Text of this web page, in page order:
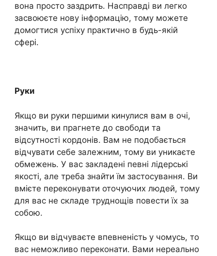
вона просто заздрить. Насправді ви легко
засвоюєте нову інформацію, тому можете
домогтися успіху практично в будь-якій
сфері.
Руки
Якщо ви руки першими кинулися вам в очі,
значить, ви прагнете до свободи та
відсутності кордонів. Вам не подобається
відчувати себе залежним, тому ви уникаєте
обмежень. У вас закладені певні лідерські
якості, але треба знайти їм застосування. Ви
вмієте переконувати оточуючих людей, тому
для вас не складе труднощів повести їх за
собою.
Якщо ви відчуваєте впевненість у чомусь, то
вас неможливо переконати. Вами нереально